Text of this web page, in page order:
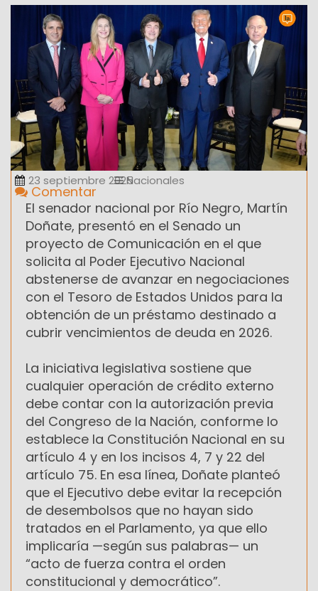
23 septiembre 2025Nacionales
Comentar
El senador nacional por Río Negro, Martín
Doñate, presentó en el Senado un
proyecto de Comunicación en el que
solicita al Poder Ejecutivo Nacional
abstenerse de avanzar en negociaciones
con el Tesoro de Estados Unidos para la
obtención de un préstamo destinado a
cubrir vencimientos de deuda en 2026.
La iniciativa legislativa sostiene que
cualquier operación de crédito externo
debe contar con la autorización previa
del Congreso de la Nación, conforme lo
establece la Constitución Nacional en su
artículo 4 y en los incisos 4, 7 y 22 del
artículo 75. En esa línea, Doñate planteó
que el Ejecutivo debe evitar la recepción
de desembolsos que no hayan sido
tratados en el Parlamento, ya que ello
implicaría —según sus palabras— un
“acto de fuerza contra el orden
constitucional y democrático”.